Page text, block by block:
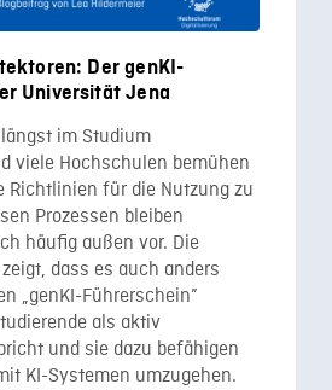
Der genKI-
Universität Jena
im Studium
viele Hochschulen bemühen
Richtlinien für die Nutzung zu
Prozessen bleiben
häufig außen vor. Die
dass es auch anders
„genKI-Führerschein”
als aktiv
und sie dazu befähigen
KI-Systemen umzugehen.